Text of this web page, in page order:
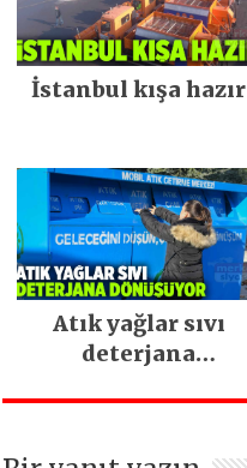
İstanbul kışa hazır
Atık yağlar sıvı
deterjana